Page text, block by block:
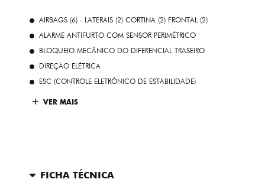
AIRBAGS (6) - LATERAIS (2) CORTINA (2) FRONTAL (2)
ALARME ANTIFURTO COM SENSOR PERIMÉTRICO
BLOQUEIO MECÂNICO DO DIFERENCIAL TRASEIRO
DIREÇÃO ELÉTRICA
ESC (CONTROLE ELETRÔNICO DE ESTABILIDADE)
VER MAIS
FICHA TÉCNICA